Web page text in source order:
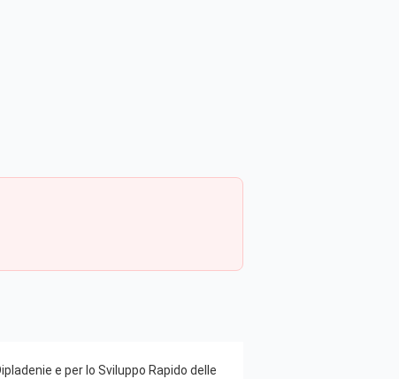
e per lo Sviluppo Rapido delle